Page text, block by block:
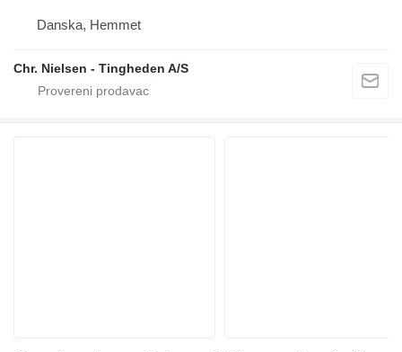
Danska, Hemmet
Chr. Nielsen - Tingheden A/S